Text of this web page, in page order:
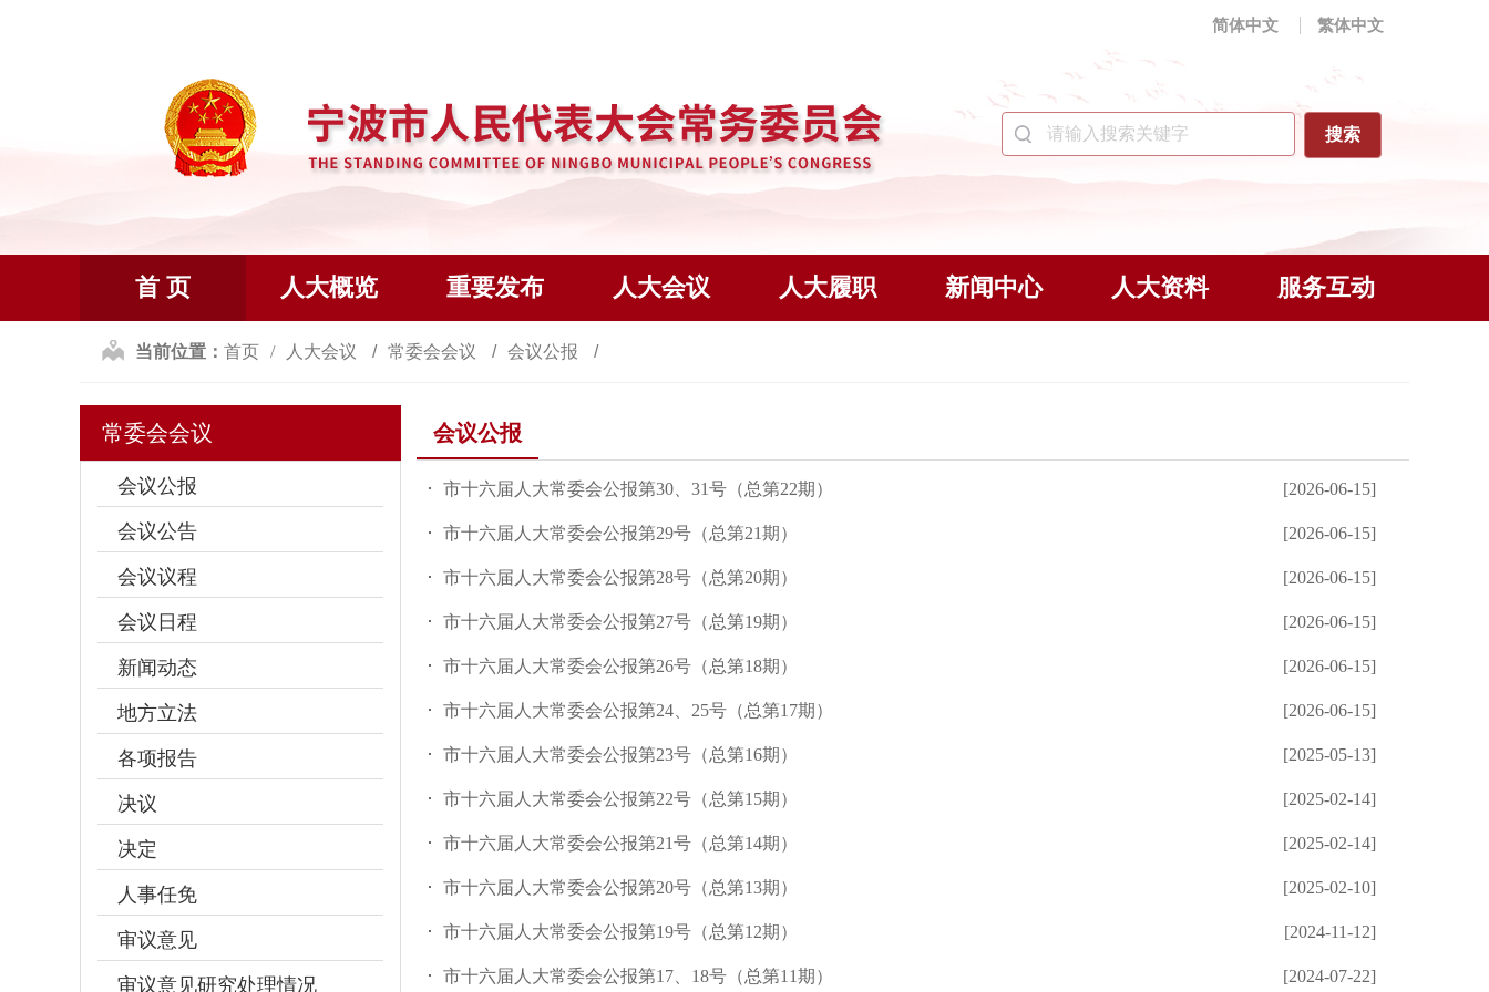
简体中文 繁体中文
首 页 人大概览 重要发布 人大会议 人大履职 新闻中心 人大资料 服务互动
当前位置： 首页 人大会议 常委会会议 会议公报
常委会会议
会议公报
会议公告
会议议程
会议日程
新闻动态
地方立法
各项报告
决议
决定
人事任免
审议意见
审议意见研究处理情况
会议公报
市十六届人大常委会公报第30、31号（总第22期） [2026-06-15]
市十六届人大常委会公报第29号（总第21期） [2026-06-15]
市十六届人大常委会公报第28号（总第20期） [2026-06-15]
市十六届人大常委会公报第27号（总第19期） [2026-06-15]
市十六届人大常委会公报第26号（总第18期） [2026-06-15]
市十六届人大常委会公报第24、25号（总第17期） [2026-06-15]
市十六届人大常委会公报第23号（总第16期） [2025-05-13]
市十六届人大常委会公报第22号（总第15期） [2025-02-14]
市十六届人大常委会公报第21号（总第14期） [2025-02-14]
市十六届人大常委会公报第20号（总第13期） [2025-02-10]
市十六届人大常委会公报第19号（总第12期） [2024-11-12]
市十六届人大常委会公报第17、18号（总第11期） [2024-07-22]